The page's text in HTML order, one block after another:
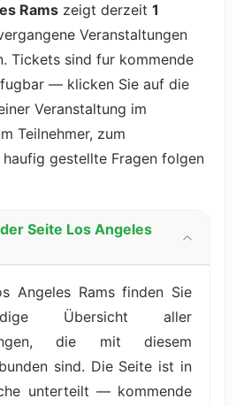
Rams zeigt derzeit 1
Veranstaltungen
Tickets sind fur kommende
— klicken Sie auf die
Veranstaltung im
Teilnehmer, zum
gestellte Fragen folgen
Seite Los Angeles
Angeles Rams finden Sie
Übersicht aller
die mit diesem
sind. Die Seite ist in
unterteilt — kommende